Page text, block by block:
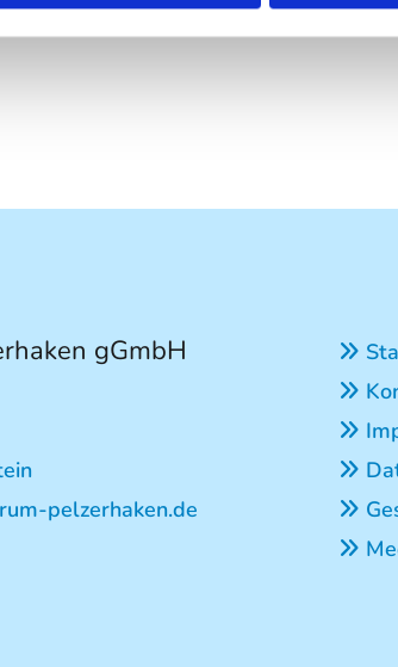
zu lassen, einen großen
gGmbH
pelzerhaken.de





